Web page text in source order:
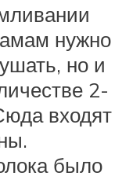
нужно
но и
2-
входят
было